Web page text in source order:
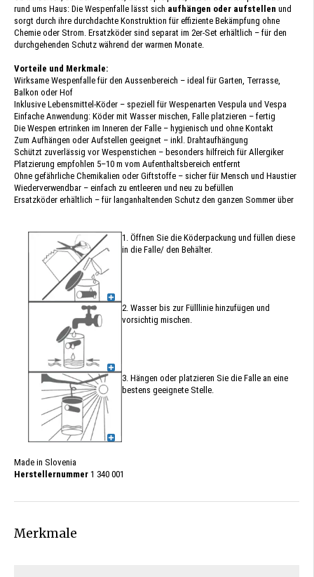
rund ums Haus: Die Wespenfalle lässt sich aufhängen oder aufstellen und
sorgt durch ihre durchdachte Konstruktion für effiziente Bekämpfung ohne
Chemie oder Strom. Ersatzköder sind separat im 2er-Set erhältlich – für den
durchgehenden Schutz während der warmen Monate.
Vorteile und Merkmale:
Wirksame Wespenfalle für den Aussenbereich – ideal für Garten, Terrasse,
Balkon oder Hof
Inklusive Lebensmittel-Köder – speziell für Wespenarten Vespula und Vespa
Einfache Anwendung: Köder mit Wasser mischen, Falle platzieren – fertig
Die Wespen ertrinken im Inneren der Falle – hygienisch und ohne Kontakt
Zum Aufhängen oder Aufstellen geeignet – inkl. Drahtaufhängung
Schützt zuverlässig vor Wespenstichen – besonders hilfreich für Allergiker
Platzierung empfohlen 5–10 m vom Aufenthaltsbereich entfernt
Ohne gefährliche Chemikalien oder Giftstoffe – sicher für Mensch und Haustier
Wiederverwendbar – einfach zu entleeren und neu zu befüllen
Ersatzköder erhältlich – für langanhaltenden Schutz den ganzen Sommer über
1. Öffnen Sie die Köderpackung und füllen diese
in die Falle/ den Behälter.
2. Wasser bis zur Fülllinie hinzufügen und
vorsichtig mischen.
3. Hängen oder platzieren Sie die Falle an eine
bestens geeignete Stelle.
Made in Slovenia
Herstellernummer 1 340 001
Merkmale